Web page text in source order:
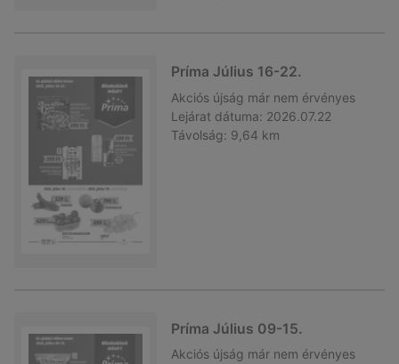
Príma Július 16-22.
Akciós újság már nem érvényes
Lejárat dátuma: 2026.07.22
Távolság: 9,64 km
Príma Július 09-15.
Akciós újság már nem érvényes